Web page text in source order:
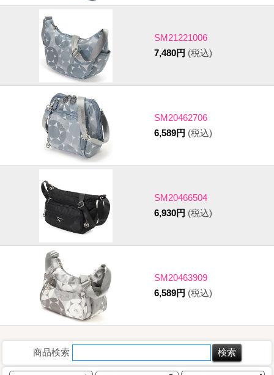
SM21221006
7,480円 (税込)
SM20462706
6,589円 (税込)
SM20466504
6,930円 (税込)
SM20463909
6,589円 (税込)
商品検索